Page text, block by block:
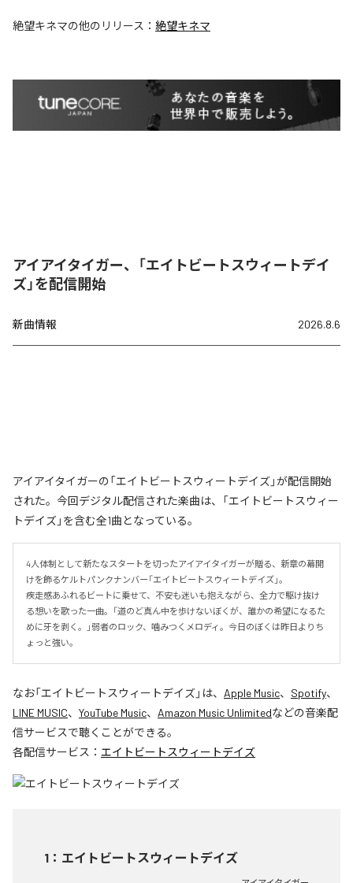
絶望キネマの他のリリース： 絶望キネマ
アイアイタイガー、「エイトビートスウィートデイ
ズ」を配信開始
新曲情報 2026.8.6
アイアイタイガーの「エイトビートスウィートデイズ」が配信開始
された。今回デジタル配信された楽曲は、「エイトビートスウィー
トデイズ」を含む全1曲となっている。
4人体制として新たなスタートを切ったアイアイタイガーが贈る、新章の幕開
けを飾るケルトパンクナンバー「エイトビートスウィートデイズ」。
疾走感あふれるビートに乗せて、不安も迷いも抱えながら、全力で駆け抜け
る想いを歌った一曲。「道のど真ん中を歩けないぼくが、誰かの希望になるた
めに牙を剥く。」弱者のロック、噛みつくメロディ。今日のぼくは昨日よりち
ょっと強い。
なお「エイトビートスウィートデイズ」は、 Apple Music、 Spotify、
LINE MUSIC、 YouTube Music、 Amazon Music Unlimitedなどの音楽配
信サービスで聴くことができる。
各配信サービス： エイトビートスウィートデイズ
1 ： エイトビートスウィートデイズ